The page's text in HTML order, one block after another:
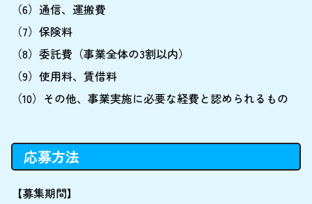
（6）通信、運搬費
（7）保険料
（8）委託費（事業全体の3割以内）
（9）使用料、賃借料
（10）その他、事業実施に必要な経費と認められるもの
応募方法
【募集期間】